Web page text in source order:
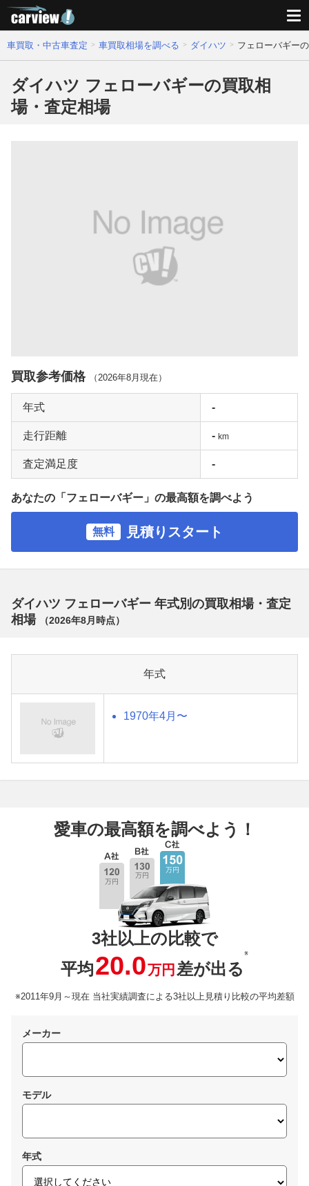
車買取・中古車査定 車買取相場を調べる ダイハツ フェローバギー
ダイハツ フェローバギーの買取相
場・査定相場
買取参考価格 （2026年8月 現在）
年式 -
走行距離 - km
査定満足度 -
あなたの「フェローバギー」の最高額を調べよう
無料 見積りスタート
ダイハツ フェローバギー 年式別の買取相場・査定
相場
（2026年8月 時点）
年式
1970年4月〜
愛車の最高額を調べよう！
3社以上の比較で
平均20.0万円 差が出る
※
※2011年9月～現在 当社実績調査による3社以上見積り比較の平均差額
メーカー
モデル
年式